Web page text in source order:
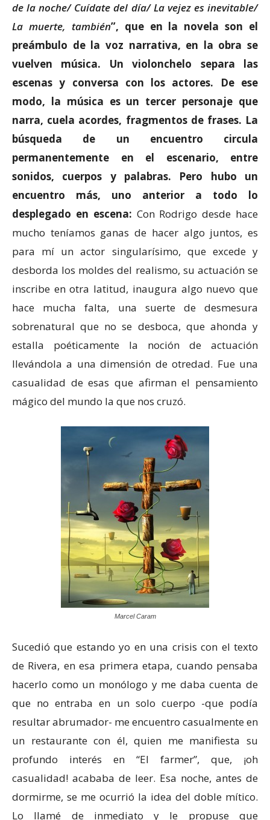
de la noche/ Cuídate del día/ La vejez es inevitable/
La muerte, también”, que en la novela son el
preámbulo de la voz narrativa, en la obra se
vuelven música. Un violonchelo separa las
escenas y conversa con los actores. De ese
modo, la música es un tercer personaje que
narra, cuela acordes, fragmentos de frases. La
búsqueda de un encuentro circula
permanentemente en el escenario, entre
sonidos, cuerpos y palabras. Pero hubo un
encuentro más, uno anterior a todo lo
desplegado en escena: Con Rodrigo desde hace
mucho teníamos ganas de hacer algo juntos, es
para mí un actor singularísimo, que excede y
desborda los moldes del realismo, su actuación se
inscribe en otra latitud, inaugura algo nuevo que
hace mucha falta, una suerte de desmesura
sobrenatural que no se desboca, que ahonda y
estalla poéticamente la noción de actuación
llevándola a una dimensión de otredad. Fue una
casualidad de esas que afirman el pensamiento
mágico del mundo la que nos cruzó.
Marcel Caram
Sucedió que estando yo en una crisis con el texto
de Rivera, en esa primera etapa, cuando pensaba
hacerlo como un monólogo y me daba cuenta de
que no entraba en un solo cuerpo -que podía
resultar abrumador- me encuentro casualmente en
un restaurante con él, quien me manifiesta su
profundo interés en “El farmer”, que, ¡oh
casualidad! acababa de leer. Esa noche, antes de
dormirme, se me ocurrió la idea del doble mítico.
Lo llamé de inmediato y le propuse que